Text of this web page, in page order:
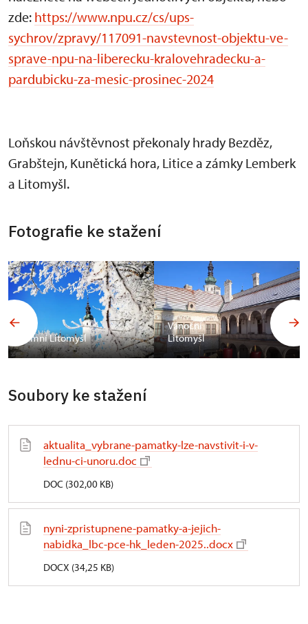
zde: https://www.npu.cz/cs/ups-
sychrov/zpravy/117091-navstevnost-objektu-ve-
sprave-npu-na-liberecku-kralovehradecku-a-
pardubicku-za-mesic-prosinec-2024
Loňskou návštěvnost překonaly hrady Bezděz,
Grabštejn, Kunětická hora, Litice a zámky Lemberk
a Litomyšl.
Fotografie ke stažení
Zimní Litomyšl
Vánoční
Litomyšl
Soubory ke stažení
aktualita_vybrane-pamatky-lze-navstivit-i-v-
lednu-ci-unoru.doc
DOC (302,00 KB)
nyni-zpristupnene-pamatky-a-jejich-
nabidka_lbc-pce-hk_leden-2025..docx
DOCX (34,25 KB)